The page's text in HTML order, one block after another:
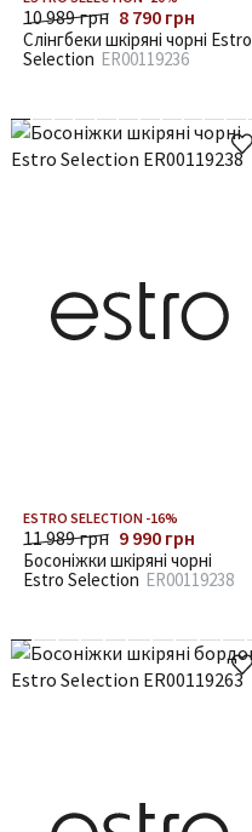
10 989 грн 8 790 грн
Слінгбеки шкіряні чорні Estro
Selection ER00119236
ESTRO SELECTION -16%
11 989 грн 9 990 грн
Босоніжки шкіряні чорні
Estro Selection ER00119238